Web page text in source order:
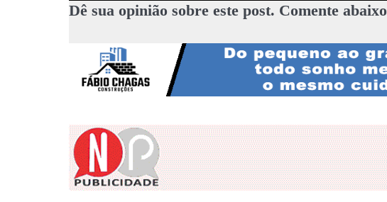
Dê sua opinião sobre este post. Comente abaixo